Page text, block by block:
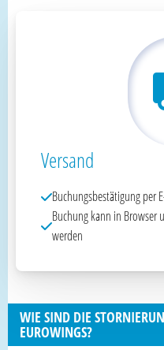
Versand
Buchungsbestätigung per
Buchung kann in Browser
werden
WIE SIND DIE
EUROWINGS?